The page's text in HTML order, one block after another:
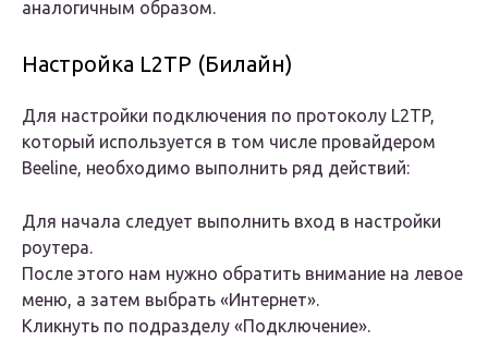
аналогичным образом.
Настройка L2TP (Билайн)
Для настройки подключения по протоколу L2TP,
который используется в том числе провайдером
Beeline, необходимо выполнить ряд действий:
Для начала следует выполнить вход в настройки
роутера.
После этого нам нужно обратить внимание на левое
меню, а затем выбрать «Интернет».
Кликнуть по подразделу «Подключение».